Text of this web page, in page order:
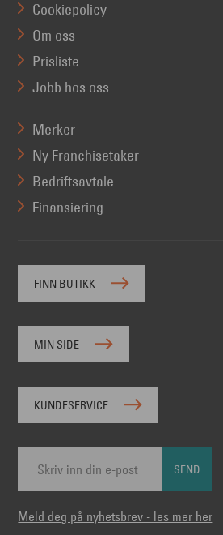
Cookiepolicy
Om oss
Prisliste
Jobb hos oss
Merker
Ny Franchisetaker
Bedriftsavtale
Finansiering
FINN BUTIKK
MIN SIDE
KUNDESERVICE
SEND
Meld deg på nyhetsbrev - les mer her